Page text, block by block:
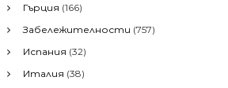
Гърция (166)
Забележителности (757)
Испания (32)
Италия (38)